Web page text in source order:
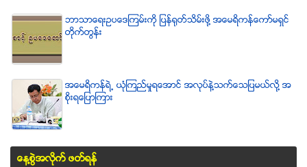
ဘာသာေရးဥပေဒၾကမ္းကို ျပန္ရုတ္သိမ္းဖို႔ အေမရိကန္ေကာ္မရွင္
တိုက္တြန္း
အေမရိကန္ရဲ႕ ယံုၾကည္မႈရေအာင္ အလုပ္နဲ႔သက္ေသျပမယ္လုိ႔ အ
စုိးရေျပာၾကား
ေန႔စြဲအလိုက္ ဖတ္ရန္